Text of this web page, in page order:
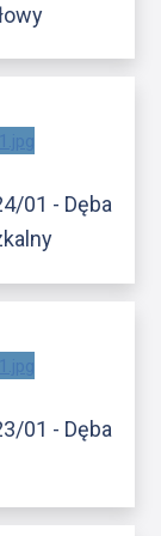
01 - Dęba
01 - Dęba